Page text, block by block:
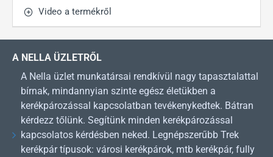
Video a termékről
A NELLA ÜZLETRŐL
A Nella üzlet munkatársai rendkívül nagy tapasztalattal
bírnak, mindannyian szinte egész életükben a
kerékpározással kapcsolatban tevékenykedtek. Bátran
kérdezz tőlünk. Segítünk minden kerékpározással
kapcsolatos kérdésben neked. Legnépszerűbb Trek
kerékpár típusok: városi kerékpárok, mtb kerékpár, fully